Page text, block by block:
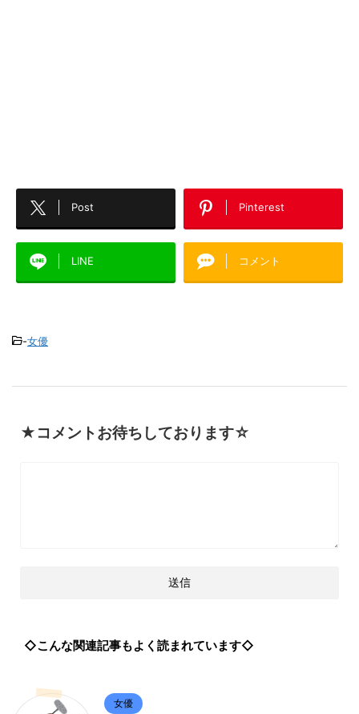
Post Pinterest
LINE コメント
-女優
★コメントお待ちしております☆
◇こんな関連記事もよく読まれています◇
女優